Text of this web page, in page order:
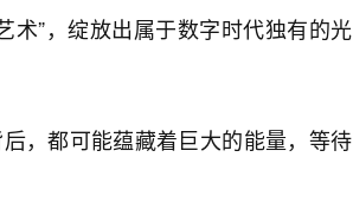
术”，绽放出属于数字时代独有的光
，都可能蕴藏着巨大的能量，等待